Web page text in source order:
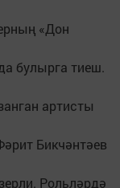
«Дон
булырга тиеш.
артисты
Бикчәнтәев
Рольләрдә